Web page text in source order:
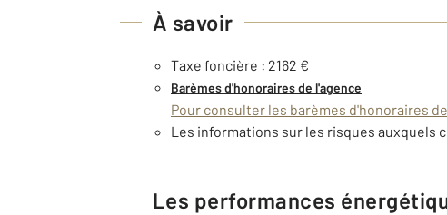
À savoir
Taxe foncière : 2162 €
Barèmes d'honoraires de l'agence
Pour consulter les barèmes d'honoraires
Les informations sur les risques auxquels
Les performances